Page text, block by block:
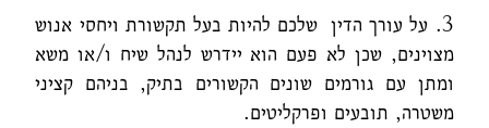
3. על עורך הדין שלכם להיות בעל תקשורת ויחסי אנוש
מצוינים, שכן לא פעם הוא יידרש לנהל שיח ו/או משא
ומתן עם גורמים שונים הקשורים בתיק, בניהם קציני
משטרה, תובעים ופרקליטים.